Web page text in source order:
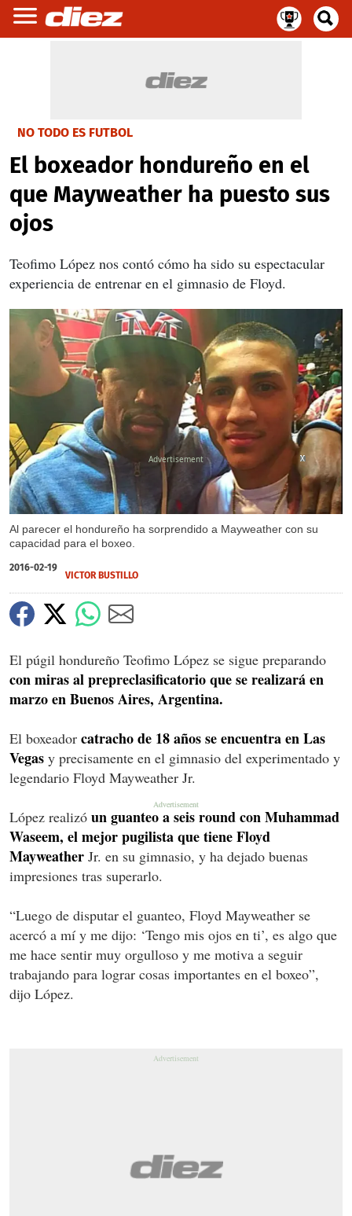
NO TODO ES FUTBOL
El boxeador hondureño en el
que Mayweather ha puesto sus
ojos
Teofimo López nos contó cómo ha sido su espectacular
experiencia de entrenar en el gimnasio de Floyd.
Al parecer el hondureño ha sorprendido a Mayweather con su
capacidad para el boxeo.
X
X
X
2016-02-19
VICTOR BUSTILLO
El púgil hondureño Teofimo López se sigue preparando
con miras al prepreclasificatorio que se realizará en
marzo en Buenos Aires, Argentina.
El boxeador catracho de 18 años se encuentra en Las
Vegas y precisamente en el gimnasio del experimentado y
legendario Floyd Mayweather Jr.
López realizó un guanteo a seis round con Muhammad
Waseem, el mejor pugilista que tiene Floyd
Mayweather Jr. en su gimnasio, y ha dejado buenas
impresiones tras superarlo.
“Luego de disputar el guanteo, Floyd Mayweather se
acercó a mí y me dijo: ‘Tengo mis ojos en ti’, es algo que
me hace sentir muy orgulloso y me motiva a seguir
trabajando para lograr cosas importantes en el boxeo”,
dijo López.